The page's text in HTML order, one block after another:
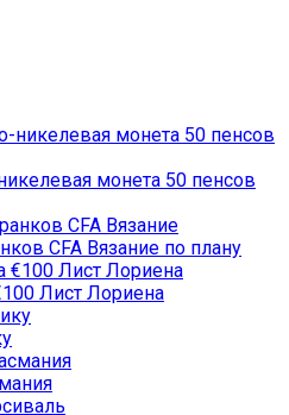
монета 50 пенсов
CFA Вязание по плану
Лист Лориена